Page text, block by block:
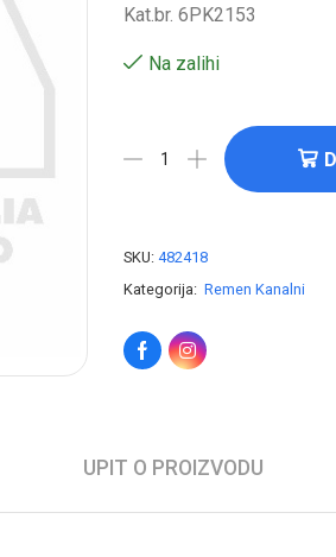
Kat.br. 6PK2153
Na zalihi
SKU: 482418
Kategorija: Remen Kanalni
UPIT O PROIZVODU